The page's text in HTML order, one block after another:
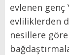
evlenen genç
evliliklerden
nesillere